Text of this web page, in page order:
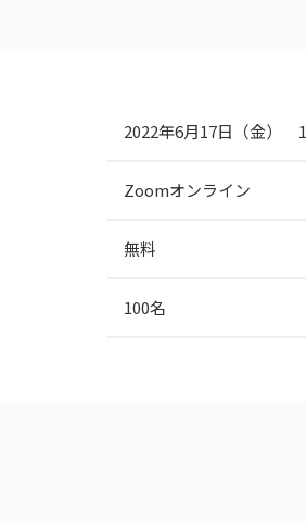
2022年6月17日（金）
Zoomオンライン
無料
100名